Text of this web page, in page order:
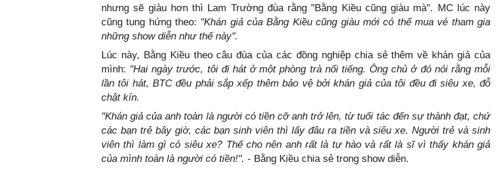
nhưng sẽ giàu hơn thì Lam Trường đùa rằng "Bằng Kiều cũng giàu mà". MC lúc này
cũng tung hứng theo: "Khán giả của Bằng Kiều cũng giàu mới có thể mua vé tham gia
những show diễn như thế này".
Lúc này, Bằng Kiều theo câu đùa của các đồng nghiệp chia sẻ thêm về khán giả của
mình: "Hai ngày trước, tôi đi hát ở một phòng trà nổi tiếng. Ông chủ ở đó nói rằng mỗi
lần tôi hát, BTC đều phải sắp xếp thêm bảo vệ bởi khán giả của tôi đều đi siêu xe, đỗ
chật kín.
"Khán giả của anh toàn là người có tiền cỡ anh trở lên, từ tuổi tác đến sự thành đạt, chứ
các bạn trẻ bây giờ, các bạn sinh viên thì lấy đâu ra tiền và siêu xe. Người trẻ và sinh
viên thì làm gì có siêu xe? Thế cho nên anh rất là tự hào và rất là sĩ vì thấy khán giả
của mình toàn là người có tiền!". - Bằng Kiều chia sẻ trong show diễn.